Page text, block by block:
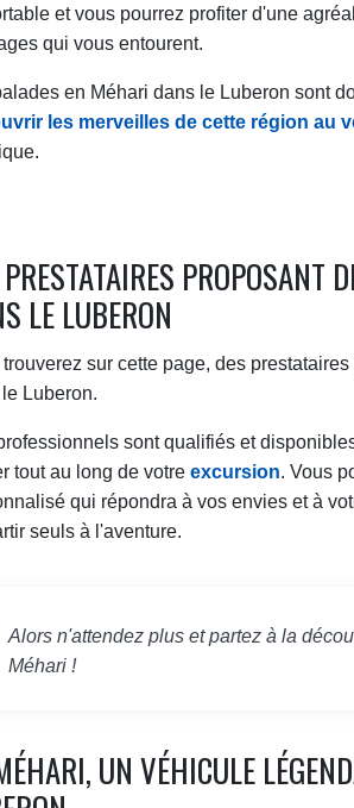
et vous pourrez profiter d'une
qui vous entourent.
en Méhari dans le Luberon sont
les merveilles de cette région au
PROPOSANT
LE LUBERON
trouverez sur cette page, des
Luberon.
sont qualifiés et
tout au long de votre excursion. Vous
qui répondra à vos envies et à
seuls à l'aventure.
Alors n'attendez plus et partez à la
Méhari !
UN VÉHICULE